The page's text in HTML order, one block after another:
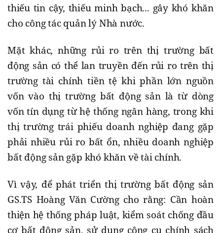
thiếu tin cậy, thiếu minh bạch... gây khó khăn
cho công tác quản lý Nhà nước.
Mặt khác, những rủi ro trên thị trường bất
động sản có thể lan truyền đến rủi ro trên thị
trường tài chính tiền tệ khi phần lớn nguồn
vốn vào thị trường bất động sản là từ dòng
vốn tín dụng từ hệ thống ngân hàng, trong khi
thị trường trái phiếu doanh nghiệp đang gặp
phải nhiều rủi ro bất ổn, nhiều doanh nghiệp
bất động sản gặp khó khăn về tài chính.
Vì vậy, để phát triển thị trường bất động sản
GS.TS Hoàng Văn Cường cho rằng: Cần hoàn
thiện hệ thống pháp luật, kiểm soát chống đầu
cơ bất động sản, sử dụng công cụ chính sách